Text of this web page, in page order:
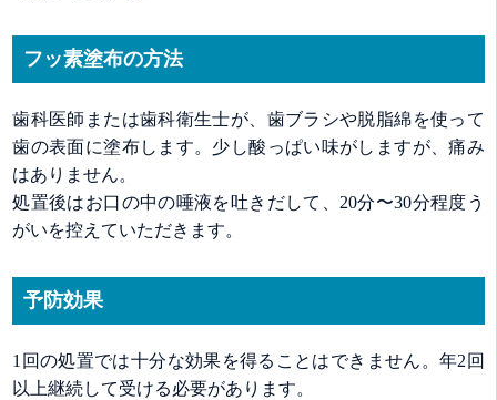
フッ素塗布の方法
歯科医師または歯科衛生士が、歯ブラシや脱脂綿を使って
歯の表面に塗布します。少し酸っぱい味がしますが、痛み
はありません。
処置後はお口の中の唾液を吐きだして、20分〜30分程度う
がいを控えていただきます。
予防効果
1回の処置では十分な効果を得ることはできません。年2回
以上継続して受ける必要があります。